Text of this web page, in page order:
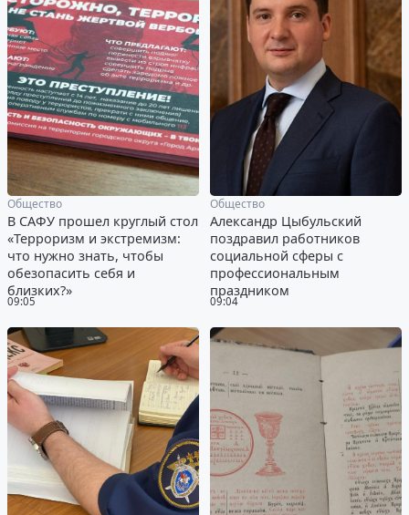
09:05
Общество
В САФУ прошел круглый стол
«Терроризм и экстремизм:
что нужно знать, чтобы
обезопасить себя и
близких?»
09:04
Общество
Александр Цыбульский
поздравил работников
социальной сферы с
профессиональным
праздником